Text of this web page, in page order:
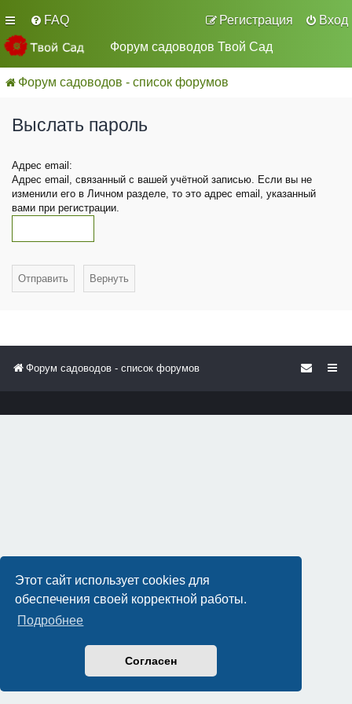
Этот сайт использует cookies для
обеспечения своей корректной работы.
Подробнее
Согласен
FAQ Вход
Регистрация
Форум садоводов Твой Сад
Форум садоводов - список форумов
Выслать пароль
Адрес email:
Адрес email, связанный с вашей учётной записью. Если вы не
изменили его в Личном разделе, то это адрес email, указанный
вами при регистрации.
Форум садоводов - список форумов